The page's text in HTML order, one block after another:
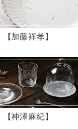
加藤祥孝
神澤麻紀